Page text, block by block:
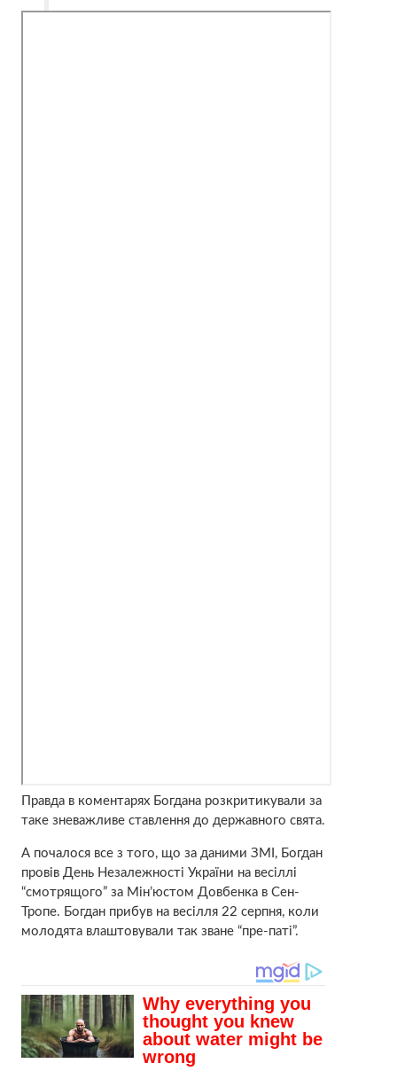
Правда в коментарях Богдана розкритикували за
таке зневажливе ставлення до державного свята.
А почалося все з того, що за даними ЗМІ, Богдан
провів День Незалежності України на весіллі
“смотрящого” за Мін’юстом Довбенка в Сен-
Тропе. Богдан прибув на весілля 22 серпня, коли
молодята влаштовували так зване “пре-паті”.